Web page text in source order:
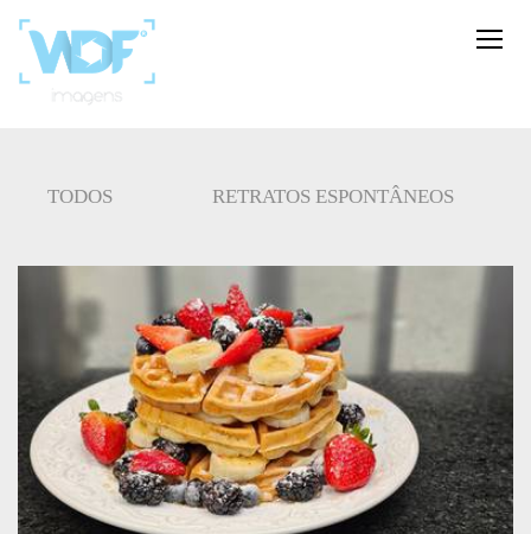
TODOS RETRATOS ESPONTÂNEOS